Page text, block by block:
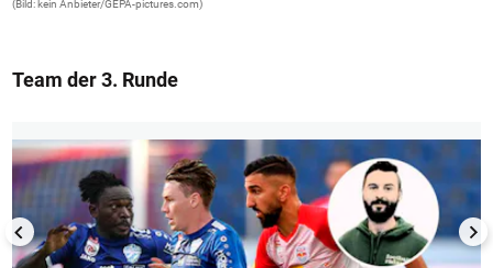
(Bild: kein Anbieter/GEPA-pictures.com)
Team der 3. Runde
1/13